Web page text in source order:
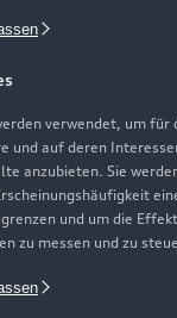
verwendet, um für
und auf deren
anzubieten. Sie
und um die
zu messen und zu